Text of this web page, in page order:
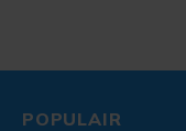
POPULAIR